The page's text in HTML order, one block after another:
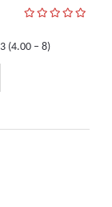
(4.00 – 8)